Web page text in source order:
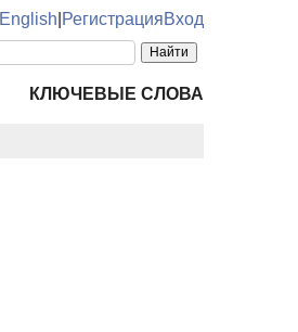
English РегистрацияВход
КЛЮЧЕВЫЕ СЛОВА